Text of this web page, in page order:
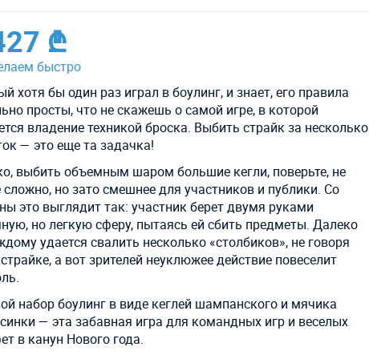
₾
быстро
хотя бы один раз играл в боулинг, и знает, его правила
просты, что не скажешь о самой игре, в которой
владение техникой броска. Выбить страйк за несколько
— это еще та задачка!
выбить объемным шаром большие кегли, поверьте, не
сложно, но зато смешнее для участников и публики. Со
это выглядит так: участник берет двумя руками
но легкую сферу, пытаясь ей сбить предметы. Далеко
удается свалить несколько «столбиков», не говоря
а вот зрителей неуклюжее действие повеселит
набор боулинг в виде кеглей шампанского и мячика
— эта забавная игра для командных игр и веселых
в канун Нового года.